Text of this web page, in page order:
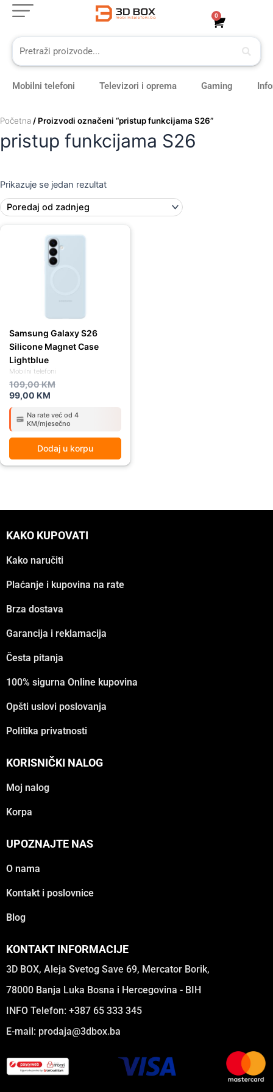
Skip
content
0
Cart
Mobilni telefoni Televizori i oprema Gaming
Početna / Proizvodi označeni “pristup funkcijama S26”
pristup funkcijama S26
Prikazuje se jedan rezultat
Mobilni telefoni
Samsung Galaxy S26
Silicone Magnet Case
Lightblue
109,00KM
109,00 KM.
99,00 KM
99,00 KM.
Na rate već od 4
KM/mjesečno
Dodaj u korpu
KAKO KUPOVATI
Kako naručiti
Plaćanje i kupovina na rate
Brza dostava
Garancija i reklamacija
Česta pitanja
100% sigurna Online kupovina
Opšti uslovi poslovanja
Politika privatnosti
KORISNIČKI NALOG
Moj nalog
Korpa
UPOZNAJTE NAS
O nama
Kontakt i poslovnice
Blog
KONTAKT INFORMACIJE
3D BOX, Aleja Svetog Save 69, Mercator Borik,
78000 Banja Luka Bosna i Hercegovina - BIH
INFO Telefon: +387 65 333 345
E-mail: prodaja@3dbox.ba